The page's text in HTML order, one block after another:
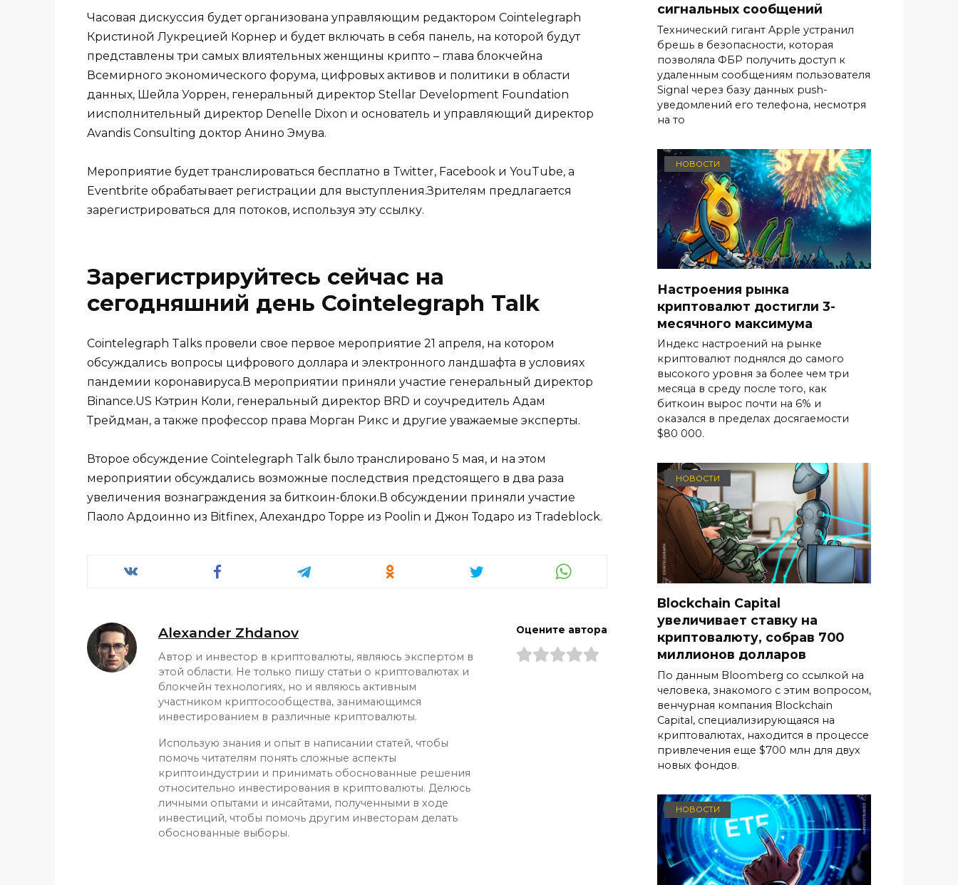
Часовая дискуссия будет организована управляющим редактором Cointelegraph
Кристиной Лукрецией Корнер и будет включать в себя панель, на которой будут
представлены три самых влиятельных женщины крипто – глава блокчейна
Всемирного экономического форума, цифровых активов и политики в области
данных, Шейла Уоррен, генеральный директор Stellar Development Foundation
иисполнительный директор Denelle Dixon и основатель и управляющий директор
Avandis Consulting доктор Анино Эмува.
Мероприятие будет транслироваться бесплатно в Twitter, Facebook и YouTube, а
Eventbrite обрабатывает регистрации для выступления.Зрителям предлагается
зарегистрироваться для потоков, используя эту ссылку.
Зарегистрируйтесь сейчас на
сегодняшний день Cointelegraph Talk
Cointelegraph Talks провели свое первое мероприятие 21 апреля, на котором
обсуждались вопросы цифрового доллара и электронного ландшафта в условиях
пандемии коронавируса.В мероприятии приняли участие генеральный директор
Binance.US Кэтрин Коли, генеральный директор BRD и соучредитель Адам
Трейдман, а также профессор права Морган Рикс и другие уважаемые эксперты.
Второе обсуждение Cointelegraph Talk было транслировано 5 мая, и на этом
мероприятии обсуждались возможные последствия предстоящего в два раза
увеличения вознаграждения за биткоин-блоки.В обсуждении приняли участие
Паоло Ардоинно из Bitfinex, Алехандро Торре из Poolin и Джон Тодаро из Tradeblock.
Alexander Zhdanov
Автор и инвестор в криптовалюты, являюсь экспертом в
этой области. Не только пишу статьи о криптовалютах и
блокчейн технологиях, но и являюсь активным
участником криптосообщества, занимающимся
инвестированием в различные криптовалюты.
Использую знания и опыт в написании статей, чтобы
помочь читателям понять сложные аспекты
криптоиндустрии и принимать обоснованные решения
относительно инвестирования в криптовалюты. Делюсь
личными опытами и инсайтами, полученными в ходе
инвестиций, чтобы помочь другим инвесторам делать
обоснованные выборы.
Оцените автора
сигнальных сообщений
Технический гигант Apple устранил
брешь в безопасности, которая
позволяла ФБР получить доступ к
удаленным сообщениям пользователя
Signal через базу данных push-
уведомлений его телефона, несмотря
на то
НОВОСТИ
Настроения рынка
криптовалют достигли 3-
месячного максимума
Индекс настроений на рынке
криптовалют поднялся до самого
высокого уровня за более чем три
месяца в среду после того, как
биткоин вырос почти на 6% и
оказался в пределах досягаемости
$80 000.
НОВОСТИ
Blockchain Capital
увеличивает ставку на
криптовалюту, собрав 700
миллионов долларов
По данным Bloomberg со ссылкой на
человека, знакомого с этим вопросом,
венчурная компания Blockchain
Capital, специализирующаяся на
криптовалютах, находится в процессе
привлечения еще $700 млн для двух
новых фондов.
НОВОСТИ